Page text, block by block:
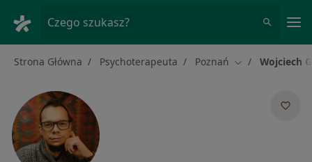
Czego szukasz?
Strona Główna Psychoterapeuta Poznań Zmień miasto
Wojciech